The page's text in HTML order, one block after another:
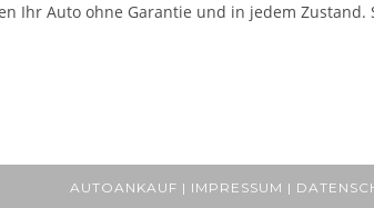
Ihr Auto ohne Garantie und in jedem
AUTOANKAUF | IMPRESSUM |